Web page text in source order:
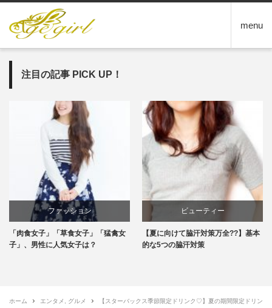
menu
注目の記事 PICK UP！
ビューティー
【夏に向けて脇汗対策万全??】基本
的な5つの脇汗対策
エンタメ
恋の始まり？飲み会でイイ女の作法2
つ♪これで好感度アップ！
ホーム エンタメ グルメ
【スターバックス季節限定ドリンク♡】夏の期間限定ドリン